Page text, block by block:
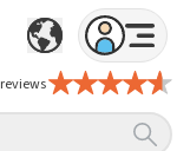
reviews